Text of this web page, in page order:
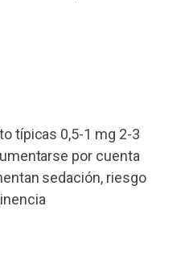
típicas 0,5-1 mg 2-3
por cuenta
sedación, riesgo